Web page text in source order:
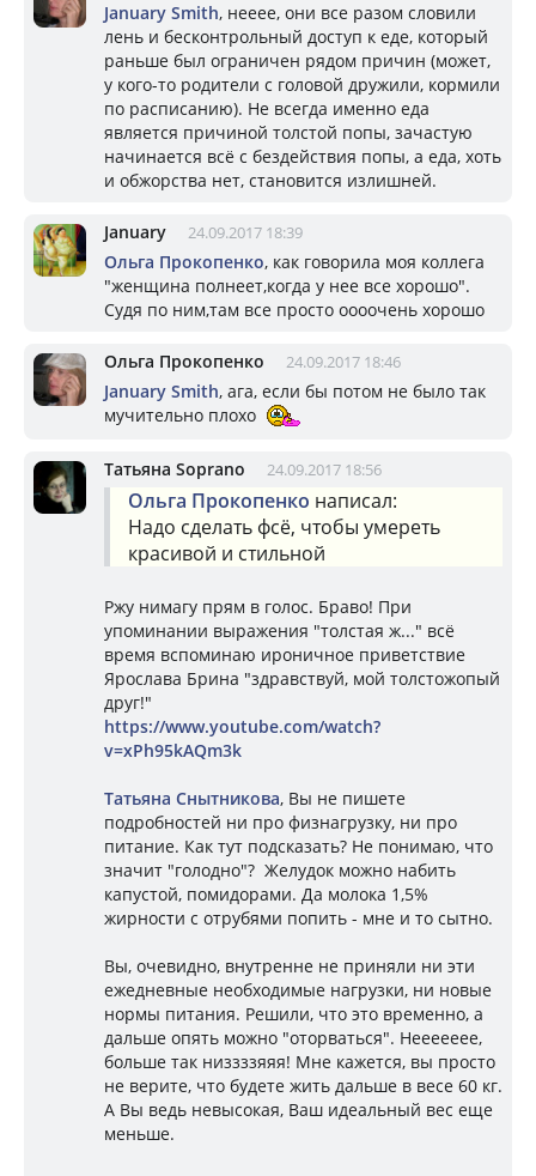
January Smith, нееее, они все разом словили
лень и бесконтрольный доступ к еде, который
раньше был ограничен рядом причин (может,
у кого-то родители с головой дружили, кормили
по расписанию). Не всегда именно еда
является причиной толстой попы, зачастую
начинается всё с бездействия попы, а еда, хоть
и обжорства нет, становится излишней.
January 24.09.2017 18:39
Ольга Прокопенко, как говорила моя коллега
"женщина полнеет,когда у нее все хорошо".
Судя по ним,там все просто оооочень хорошо
Ольга Прокопенко 24.09.2017 18:46
January Smith, ага, если бы потом не было так
мучительно плохо
Татьяна Soprano 24.09.2017 18:56
Ольга Прокопенко написал:
Надо сделать фсё, чтобы умереть
красивой и стильной
Ржу нимагу прям в голос. Браво! При
упоминании выражения "толстая ж..." всё
время вспоминаю ироничное приветствие
Ярослава Брина "здравствуй, мой толстожопый
друг!"
https://www.youtube.com/watch?
v=xPh95kAQm3k
Татьяна Снытникова, Вы не пишете
подробностей ни про физнагрузку, ни про
питание. Как тут подсказать? Не понимаю, что
значит "голодно"? Желудок можно набить
капустой, помидорами. Да молока 1,5%
жирности с отрубями попить - мне и то сытно.
Вы, очевидно, внутренне не приняли ни эти
ежедневные необходимые нагрузки, ни новые
нормы питания. Решили, что это временно, а
дальше опять можно "оторваться". Неееееее,
больше так низзззяяя! Мне кажется, вы просто
не верите, что будете жить дальше в весе 60 кг.
А Вы ведь невысокая, Ваш идеальный вес еще
меньше.